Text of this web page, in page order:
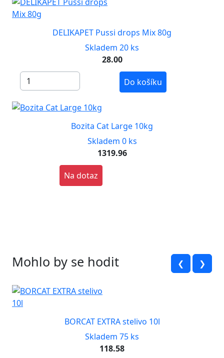
DELIKAPET Pussi drops Mix 80g
Skladem 20 ks
28.00
Do košíku
Bozita Cat Large 10kg
Skladem 0 ks
1319.96
Na dotaz
Mohlo by se hodit ❮ ❯
BORCAT EXTRA stelivo 10l
Skladem 75 ks
118.58